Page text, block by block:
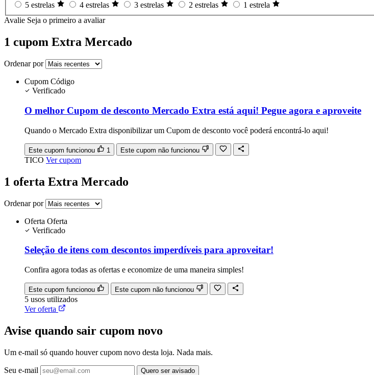
5 estrelas
4 estrelas 3 estrelas 2 estrelas
1 estrela
Avalie Seja o primeiro a avaliar
1 cupom Extra Mercado
Ordenar por
Cupom Código
Verificado
O melhor Cupom de desconto Mercado Extra está aqui! Pegue agora e aproveite
Quando o Mercado Extra disponibilizar um Cupom de desconto você poderá encontrá-lo aqui!
Este cupom funcionou 1 Este cupom não funcionou
TICO Ver cupom
1 oferta Extra Mercado
Ordenar por
Oferta Oferta
Verificado
Seleção de itens com descontos imperdíveis para aproveitar!
Confira agora todas as ofertas e economize de uma maneira simples!
Este cupom funcionou Este cupom não funcionou
5 usos utilizados
Ver oferta
Avise quando sair cupom novo
Um e-mail só quando houver cupom novo desta loja. Nada mais.
Seu e-mail Quero ser avisado